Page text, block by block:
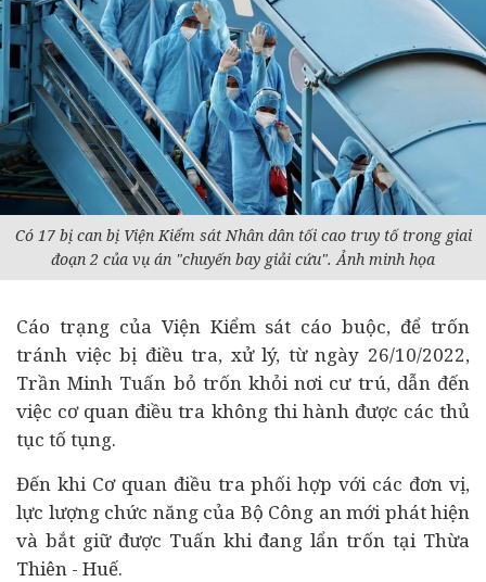
Có 17 bị can bị Viện Kiểm sát Nhân dân tối cao truy tố trong giai
đoạn 2 của vụ án "chuyến bay giải cứu". Ảnh minh họa
Cáo trạng của Viện Kiểm sát cáo buộc, để trốn
tránh việc bị điều tra, xử lý, từ ngày 26/10/2022,
Trần Minh Tuấn bỏ trốn khỏi nơi cư trú, dẫn đến
việc cơ quan điều tra không thi hành được các thủ
tục tố tụng.
Đến khi Cơ quan điều tra phối hợp với các đơn vị,
lực lượng chức năng của Bộ Công an mới phát hiện
và bắt giữ được Tuấn khi đang lẩn trốn tại Thừa
Thiên - Huế.